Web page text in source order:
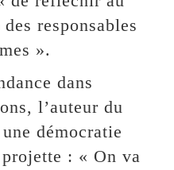
responsables
».
dans
l’auteur du
démocratie
: « On va